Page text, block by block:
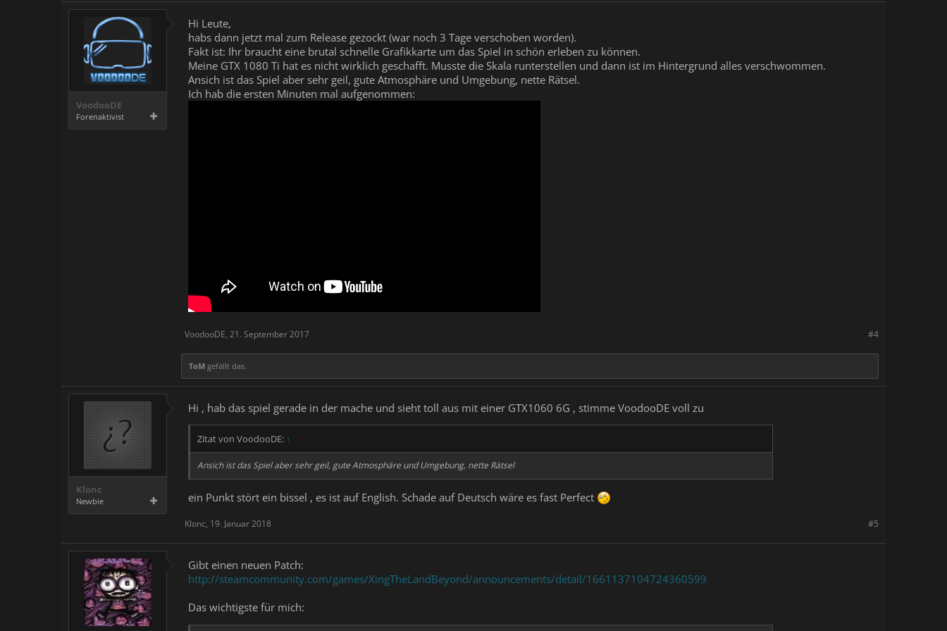
VoodooDE
Forenaktivist
Hi Leute,
habs dann jetzt mal zum Release gezockt (war noch 3 Tage verschoben worden).
Fakt ist: Ihr braucht eine brutal schnelle Grafikkarte um das Spiel in schön erleben zu können.
Meine GTX 1080 Ti hat es nicht wirklich geschafft. Musste die Skala runterstellen und dann ist im Hintergrund alles verschwommen.
Ansich ist das Spiel aber sehr geil, gute Atmosphäre und Umgebung, nette Rätsel.
Ich hab die ersten Minuten mal aufgenommen:
#4
VoodooDE, 21. September 2017
ToM gefällt das.
Klonc
Newbie
Hi , hab das spiel gerade in der mache und sieht toll aus mit einer GTX1060 6G , stimme VoodooDE voll zu
Zitat von VoodooDE: ↑
Ansich ist das Spiel aber sehr geil, gute Atmosphäre und Umgebung, nette Rätsel
ein Punkt stört ein bissel , es ist auf English. Schade auf Deutsch wäre es fast Perfect
#5
Klonc, 19. Januar 2018
Gibt einen neuen Patch:
http://steamcommunity.com/games/XingTheLandBeyond/announcements/detail/1661137104724360599
Das wichtigste für mich: